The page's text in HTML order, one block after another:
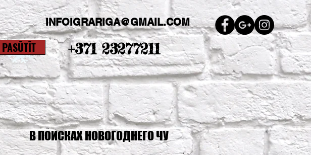
PASŪTĪT
INFOIGRARIGA@GMAIL.COM
+371 23277211
В ПОИСКАХ НОВОГОДНЕГО ЧУ